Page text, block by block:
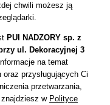
chwili możesz ją
PUI NADZORY sp. z
ul. Dekoracyjnej 3
na temat
przysługujących Ci
przetwarzania,
w Polityce